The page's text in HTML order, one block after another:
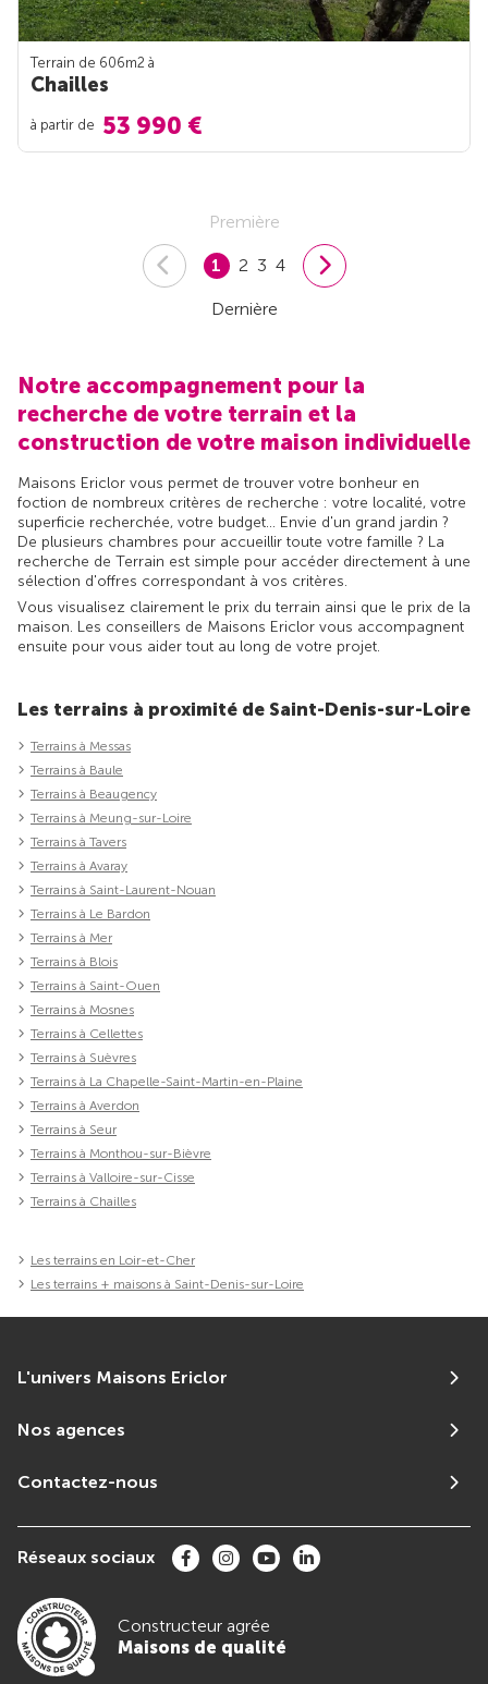
Terrain de 606m2 à
Chailles
à partir de 53 990 €
Première
1 2 3 4
Dernière
Notre accompagnement pour la
recherche de votre terrain et la
construction de votre maison individuelle
Maisons Ericlor vous permet de trouver votre bonheur en
foction de nombreux critères de recherche : votre localité, votre
superficie recherchée, votre budget... Envie d'un grand jardin ?
De plusieurs chambres pour accueillir toute votre famille ? La
recherche de Terrain est simple pour accéder directement à une
sélection d'offres correspondant à vos critères.
Vous visualisez clairement le prix du terrain ainsi que le prix de la
maison. Les conseillers de Maisons Ericlor vous accompagnent
ensuite pour vous aider tout au long de votre projet.
Les terrains à proximité de Saint-Denis-sur-Loire
Terrains à Messas
Terrains à Baule
Terrains à Beaugency
Terrains à Meung-sur-Loire
Terrains à Tavers
Terrains à Avaray
Terrains à Saint-Laurent-Nouan
Terrains à Le Bardon
Terrains à Mer
Terrains à Blois
Terrains à Saint-Ouen
Terrains à Mosnes
Terrains à Cellettes
Terrains à Suèvres
Terrains à La Chapelle-Saint-Martin-en-Plaine
Terrains à Averdon
Terrains à Seur
Terrains à Monthou-sur-Bièvre
Terrains à Valloire-sur-Cisse
Terrains à Chailles
Les terrains en Loir-et-Cher
Les terrains + maisons à Saint-Denis-sur-Loire
L'univers Maisons Ericlor
Nos agences
Contactez-nous
Réseaux sociaux
Constructeur agrée
Maisons de qualité